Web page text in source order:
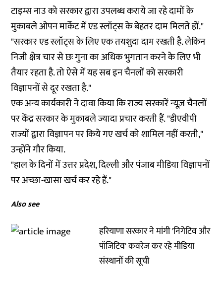
टाइम्स नाउ को सरकार द्वारा उपलब्ध कराये जा रहे दामों के
मुकाबले ओपन मार्केट में एड स्लॉट्स के बेहतर दाम मिलते हों."
"सरकार एड स्लॉट्स के लिए एक तयशुदा दाम रखती है. लेकिन
निजी क्षेत्र चार से छः गुना का अधिक भुगतान करने के लिए भी
तैयार रहता है. तो ऐसे में यह सब इन चैनलों को सरकारी
विज्ञापनों से दूर रखता है."
एक अन्य कार्यकारी ने दावा किया कि राज्य सरकारें न्यूज़ चैनलों
पर केंद्र सरकार के मुकाबले ज्यादा प्रचार करती हैं. "डीएवीपी
राज्यों द्वारा विज्ञापन पर किये गए खर्च को शामिल नहीं करती,"
उन्होंने गौर किया.
"हाल के दिनों में उत्तर प्रदेश, दिल्ली और पंजाब मीडिया विज्ञापनों
पर अच्छा-खासा खर्च कर रहे हैं."
Also see
हरियाणा सरकार ने मांगी 'निगेटिव और
पॉजिटिव' कवरेज कर रहे मीडिया
संस्थानों की सूची